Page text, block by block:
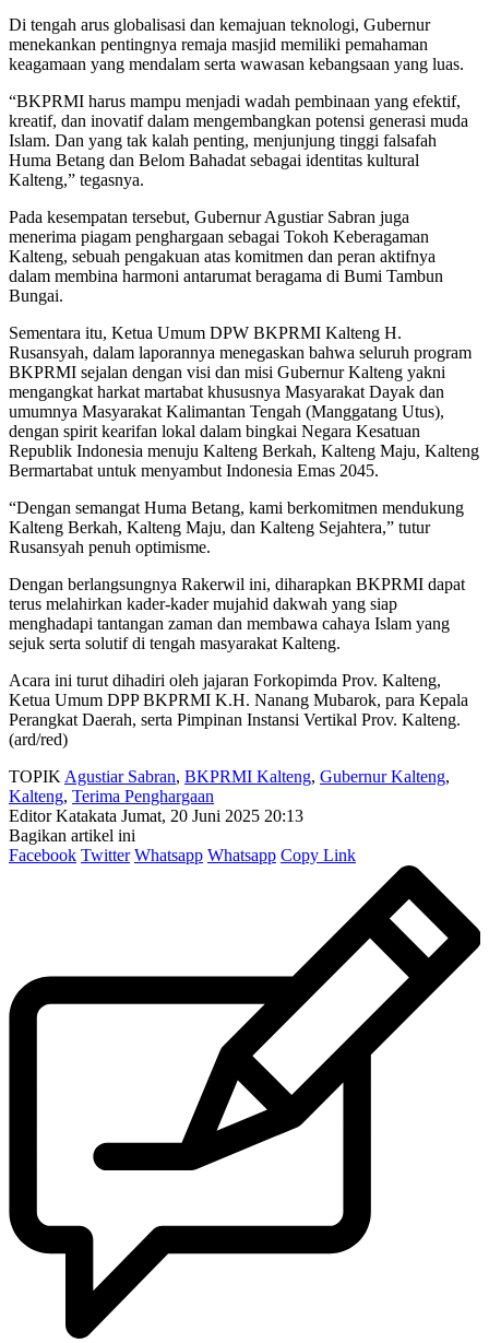
Di tengah arus globalisasi dan kemajuan teknologi, Gubernur
menekankan pentingnya remaja masjid memiliki pemahaman
keagamaan yang mendalam serta wawasan kebangsaan yang luas.
“BKPRMI harus mampu menjadi wadah pembinaan yang efektif,
kreatif, dan inovatif dalam mengembangkan potensi generasi muda
Islam. Dan yang tak kalah penting, menjunjung tinggi falsafah
Huma Betang dan Belom Bahadat sebagai identitas kultural
Kalteng,” tegasnya.
Pada kesempatan tersebut, Gubernur Agustiar Sabran juga
menerima piagam penghargaan sebagai Tokoh Keberagaman
Kalteng, sebuah pengakuan atas komitmen dan peran aktifnya
dalam membina harmoni antarumat beragama di Bumi Tambun
Bungai.
Sementara itu, Ketua Umum DPW BKPRMI Kalteng H.
Rusansyah, dalam laporannya menegaskan bahwa seluruh program
BKPRMI sejalan dengan visi dan misi Gubernur Kalteng yakni
mengangkat harkat martabat khususnya Masyarakat Dayak dan
umumnya Masyarakat Kalimantan Tengah (Manggatang Utus),
dengan spirit kearifan lokal dalam bingkai Negara Kesatuan
Republik Indonesia menuju Kalteng Berkah, Kalteng Maju, Kalteng
Bermartabat untuk menyambut Indonesia Emas 2045.
“Dengan semangat Huma Betang, kami berkomitmen mendukung
Kalteng Berkah, Kalteng Maju, dan Kalteng Sejahtera,” tutur
Rusansyah penuh optimisme.
Dengan berlangsungnya Rakerwil ini, diharapkan BKPRMI dapat
terus melahirkan kader-kader mujahid dakwah yang siap
menghadapi tantangan zaman dan membawa cahaya Islam yang
sejuk serta solutif di tengah masyarakat Kalteng.
Acara ini turut dihadiri oleh jajaran Forkopimda Prov. Kalteng,
Ketua Umum DPP BKPRMI K.H. Nanang Mubarok, para Kepala
Perangkat Daerah, serta Pimpinan Instansi Vertikal Prov. Kalteng.
(ard/red)
TOPIK Agustiar Sabran, BKPRMI Kalteng, Gubernur Kalteng,
Kalteng, Terima Penghargaan
Editor Katakata Jumat, 20 Juni 2025 20:13
Bagikan artikel ini
Facebook Twitter Whatsapp Whatsapp Copy Link